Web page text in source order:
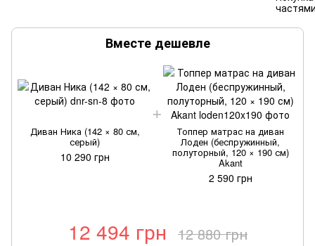
Вместе дешевле
Диван Ника (142 × 80 см,
серый)
10 290 грн
Топпер матрас на диван
Лоден (беспружинный,
полуторный, 120 × 190 см)
Akant
2 590 грн
12 494 грн 12 880 грн